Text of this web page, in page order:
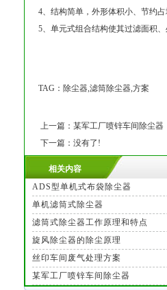
4、结构简单，外形体积小、节约
5、单元式组合结构使其过滤面积
TAG：除尘器,滤筒除尘器,方案
上一篇： 某军工厂喷锌车间除尘器
下一篇：没有了!
相关内容
ADS型单机式布袋除尘器
单机滤筒式除尘器
滤筒式除尘器工作原理和特点
旋风除尘器的除尘原理
丝印车间废气处理方案
某军工厂喷锌车间除尘器